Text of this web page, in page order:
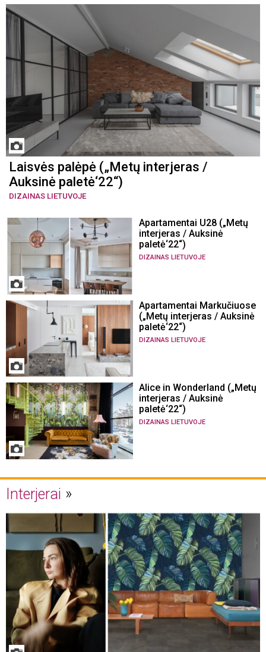
Laisvės palėpė („Metų interjeras /
Auksinė paletė‘22“)
DIZAINAS LIETUVOJE
Apartamentai U28 („Metų
interjeras / Auksinė
paletė‘22“)
DIZAINAS LIETUVOJE
Apartamentai Markučiuose
(„Metų interjeras / Auksinė
paletė‘22“)
DIZAINAS LIETUVOJE
Alice in Wonderland („Metų
interjeras / Auksinė
paletė‘22“)
DIZAINAS LIETUVOJE
Interjerai